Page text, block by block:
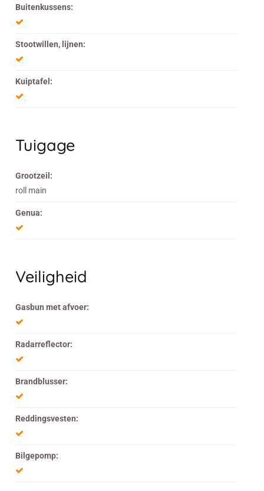
Buitenkussens:
Stootwillen, lijnen:
Kuiptafel:
Tuigage
Grootzeil:
roll main
Genua:
Veiligheid
Gasbun met afvoer:
Radarreflector:
Brandblusser:
Reddingsvesten:
Bilgepomp: